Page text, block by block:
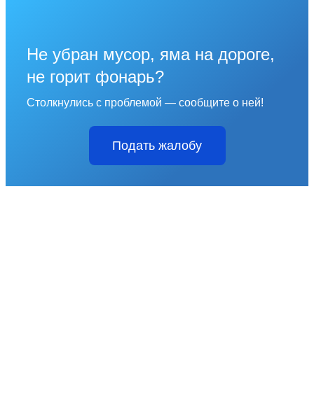
Не убран мусор, яма на дороге,
не горит фонарь?
Столкнулись с проблемой — сообщите о ней!
Подать жалобу